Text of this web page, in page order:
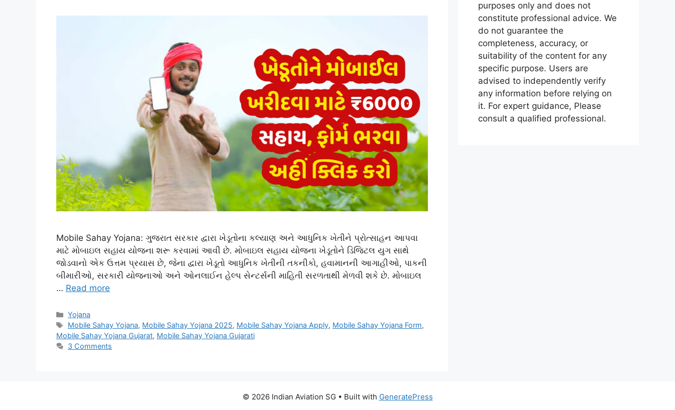
Mobile Sahay Yojana: ગુજરાત સરકાર દ્વારા ખેડૂતોના કલ્યાણ અને આધુનિક ખેતીને પ્રોત્સાહન આપવા
માટે મોબાઇલ સહાય યોજના શરૂ કરવામાં આવી છે. મોબાઇલ સહાય યોજના ખેડૂતોને ડિજિટલ યુગ સાથે
જોડવાનો એક ઉત્તમ પ્રયાસ છે, જેના દ્વારા ખેડૂતો આધુનિક ખેતીની તકનીકો, હવામાનની આગાહીઓ, પાકની
બીમારીઓ, સરકારી યોજનાઓ અને ઓનલાઈન હેલ્પ સેન્ટર્સની માહિતી સરળતાથી મેળવી શકે છે. મોબાઇલ
… Read more
Categories
Yojana
Tags
Mobile Sahay Yojana, Mobile Sahay Yojana 2025, Mobile Sahay Yojana Apply, Mobile Sahay Yojana Form,
Mobile Sahay Yojana Gujarat, Mobile Sahay Yojana Gujarati
3 Comments
purposes only and does not
constitute professional advice. We
do not guarantee the
completeness, accuracy, or
suitability of the content for any
specific purpose. Users are
advised to independently verify
any information before relying on
it. For expert guidance, Please
consult a qualified professional.
© 2026 Indian Aviation SG• Built with GeneratePress